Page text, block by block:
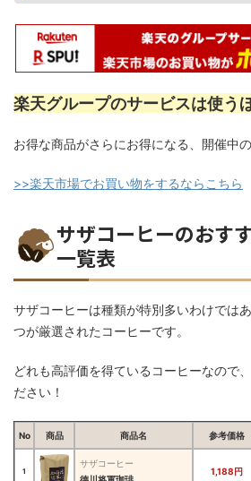
楽天グループのサービスは使う
お得な商品がさらにお得になる、開催中
>>楽天市場でお買い物をするならこちら
サザコーヒーのおす
一覧表
サザコーヒーは種類が特別多いわけでは
つが厳選されたコーヒーです。
どれも高評価を得ているコーヒーなので
ださい！
No 商品 商品名 参考価格
1
サザコーヒー
1,188円